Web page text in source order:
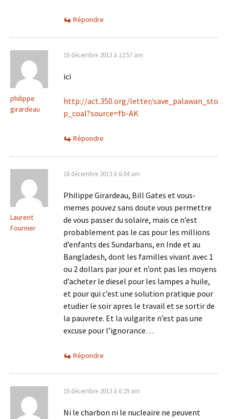
Répondre
philippe
girardeau
18 décembre 2013 à 12:57 am
ici
http://act.350.org/letter/save_palawan_sto
p_coal?source=fb-AK
Répondre
Laurent
Fournier
18 décembre 2013 à 6:04 am
Philippe Girardeau, Bill Gates et vous-
memes pouvez sans doute vous permettre
de vous passer du solaire, mais ce n’est
probablement pas le cas pour les millions
d’enfants des Sundarbans, en Inde et au
Bangladesh, dont les familles vivant avec 1
ou 2 dollars par jour et n’ont pas les moyens
d’acheter le diesel pour les lampes a huile,
et pour qui c’est une solution pratique pour
etudier le soir apres le travail et se sortir de
la pauvrete. Et la vulgarite n’est pas une
excuse pour l’ignorance…
Répondre
18 décembre 2013 à 6:29 am
Ni le charbon ni le nucleaire ne peuvent